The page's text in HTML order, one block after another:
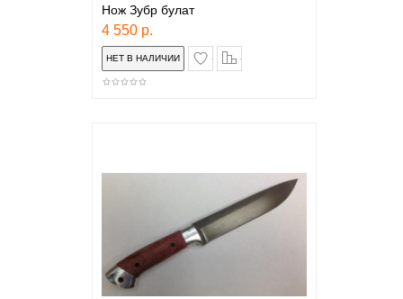
Нож Зубр булат
4 550 р.
в закладки